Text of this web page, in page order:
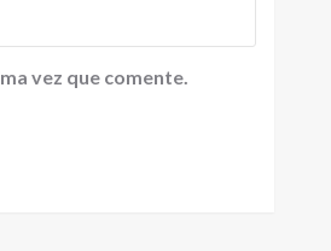
vez que comente.